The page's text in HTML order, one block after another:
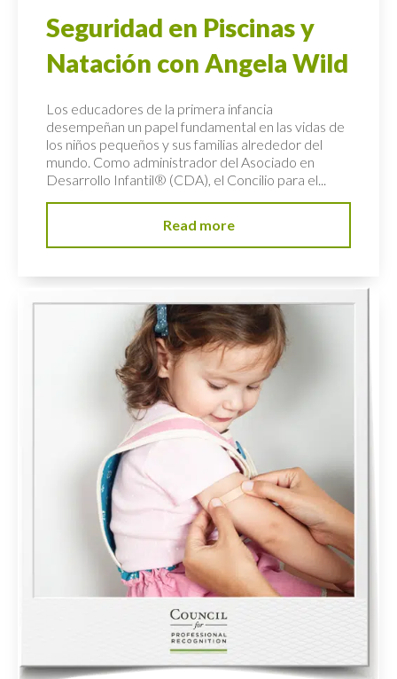
Seguridad en Piscinas y
Natación con Angela Wild
Los educadores de la primera infancia
desempeñan un papel fundamental en las vidas de
los niños pequeños y sus familias alrededor del
mundo. Como administrador del Asociado en
Desarrollo Infantil® (CDA), el Concilio para el...
Read more